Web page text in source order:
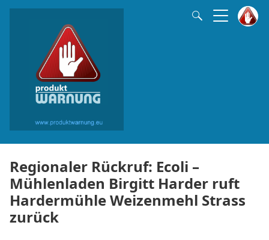
Regionaler Rückruf: Ecoli –
Mühlenladen Birgitt Harder ruft
Hardermühle Weizenmehl Strass
zurück